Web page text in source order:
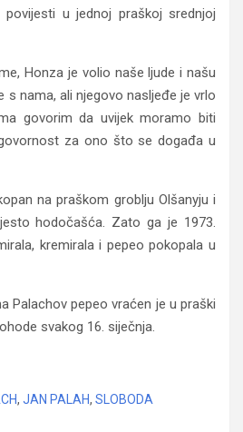
povijesti u jednoj praškoj srednjoj
Honza je volio naše ljude i našu
s nama, ali njegovo nasljeđe je vrlo
govorim da uvijek moramo biti
za ono što se događa u
na praškom groblju Olšanyju i
hodočašća. Zato ga je 1973.
kremirala i pepeo pokopala u
Palachov pepeo vraćen je u praški
svakog 16. siječnja.
, JAN PALAH, SLOBODA